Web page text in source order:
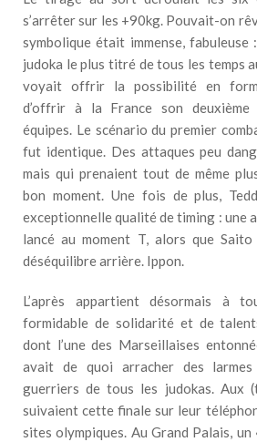
s’arrêter sur les +90kg. Pouvait-on
symbolique était immense, fabuleuse
judoka le plus titré de tous les temps
voyait offrir la possibilité en
d’offrir à la France son
équipes. Le scénario du premier
fut identique. Des attaques peu
mais qui prenaient tout de même
bon moment. Une fois de plus,
exceptionnelle qualité de timing : une
lancé au moment T, alors que
déséquilibre arrière. Ippon.
L’après appartient désormais à
formidable de solidarité et de
dont l’une des Marseillaises
avait de quoi arracher des larmes
guerriers de tous les judokas. Aux
suivaient cette finale sur leur
sites olympiques. Au Grand Palais, un